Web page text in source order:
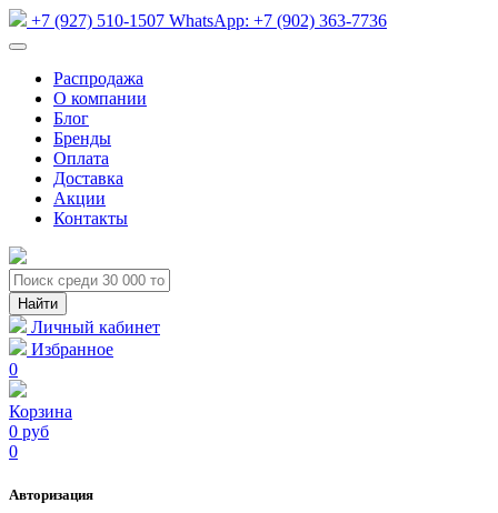
+7 (927) 510-1507 WhatsApp: +7 (902) 363-7736
Распродажа
О компании
Блог
Бренды
Оплата
Доставка
Акции
Контакты
Личный кабинет
Избранное
0
Корзина
0 руб
0
Авторизация